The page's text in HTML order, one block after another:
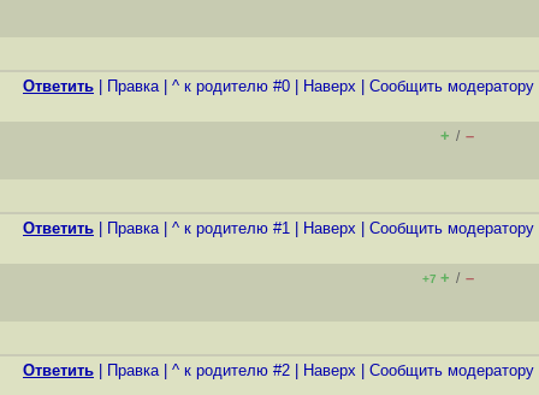
Ответить Правка| ^ к родителю #0 Наверх Cообщить модератору
+ / –
Ответить Правка| ^ к родителю #1 Наверх Cообщить модератору
+7 + / –
Ответить Правка| ^ к родителю #2 Наверх Cообщить модератору